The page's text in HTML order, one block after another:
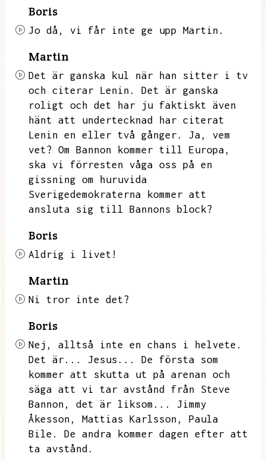
Boris
Jo då, vi får inte ge upp Martin.
Martin
Det är ganska kul när han sitter i tv
och citerar Lenin.
Det är ganska
roligt och det har ju faktiskt även
hänt att undertecknad har citerat
Lenin en eller två gånger.
Ja,
vem
vet? Om Bannon kommer till Europa,
ska vi förresten våga oss på en
gissning om huruvida
Sverigedemokraterna kommer att
ansluta sig till Bannons block?
Boris
Aldrig i livet!
Martin
Ni tror inte det?
Boris
Nej,
alltså inte en chans i helvete.
Det är...
Jesus...
De första som
kommer att skutta ut på arenan och
säga att vi tar avstånd från Steve
Bannon,
det är liksom...
Jimmy
Åkesson,
Mattias Karlsson,
Paula
Bile.
De andra kommer dagen efter att
ta avstånd.